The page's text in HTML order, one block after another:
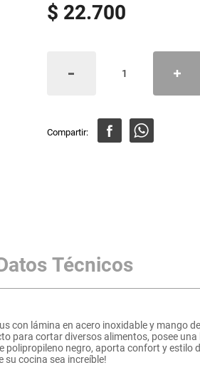
$ 22.700
Técnicos
con lámina en acero inoxidable y mango
para cortar diversos alimentos, posee
negro, aporta confort y estilo
su cocina sea increíble!